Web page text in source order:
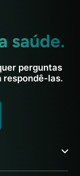
saúde.
perguntas
respondê-las.